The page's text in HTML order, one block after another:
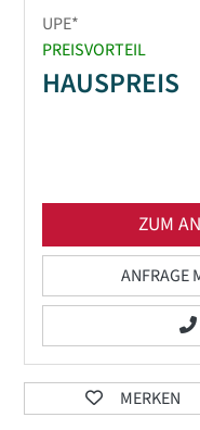
UPE*
PREISVORTEIL
HAUSPREIS
ZUM
ANFRAGE
MERKEN